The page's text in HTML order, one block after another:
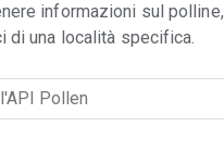
informazioni sul polline,
di una località specifica.